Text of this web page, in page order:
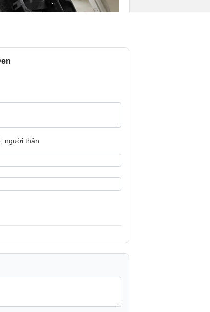
đến lực hút ấn tượng lên đến
bụi bẩn từ bụi mịn, lông thú
các khe hở trên sàn nhà, đảm
người thân